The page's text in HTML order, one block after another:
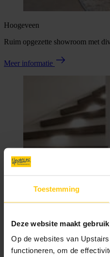
Toestemming
Deze website maakt
Op de websites van
functioneren, om de
Hoogeveen
Ruim opgezette showroom met
Meer informatie